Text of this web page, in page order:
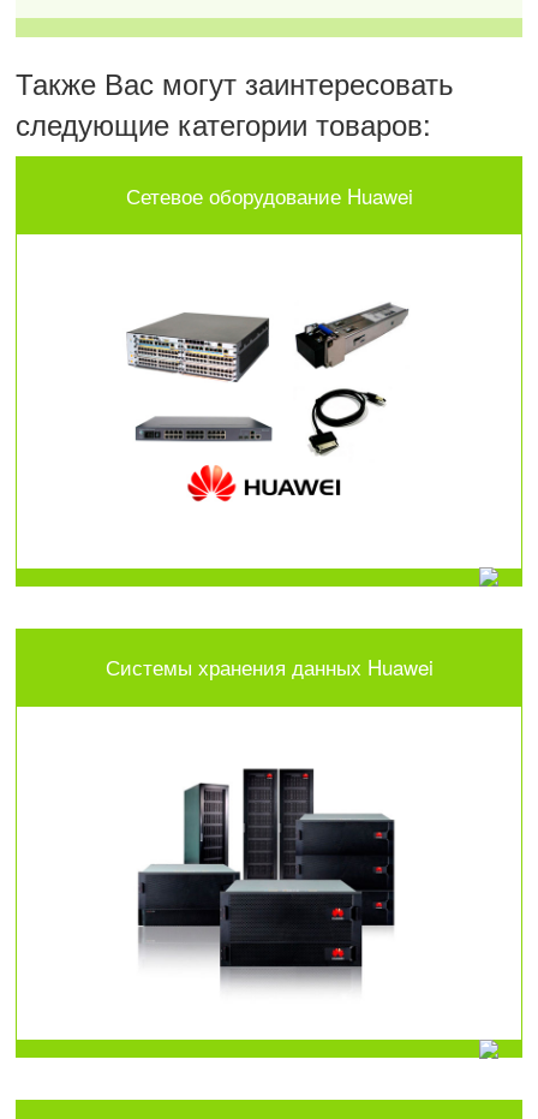
Также Вас могут заинтересовать
следующие категории товаров:
Сетевое оборудование Huawei
Системы хранения данных Huawei